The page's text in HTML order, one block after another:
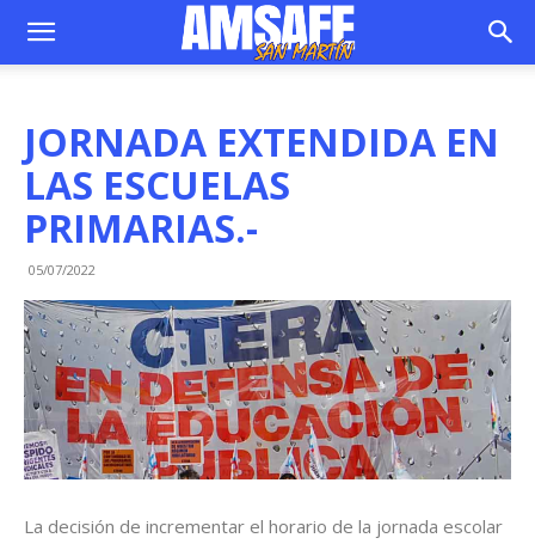
JORNADA EXTENDIDA EN
LAS ESCUELAS
PRIMARIAS.-
05/07/2022
La decisión de incrementar el horario de la jornada escolar